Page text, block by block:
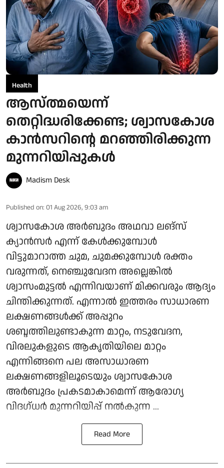
Health
ആസ്ത്മയെന്ന്
തെറ്റിദ്ധരിക്കേണ്ട; ശ്വാസകോശ
കാൻസറിന്റെ മറഞ്ഞിരിക്കുന്ന
മുന്നറിയിപ്പുകൾ
Madism Desk
Published on: 01 Aug 2026, 9:03 am
ശ്വാസകോശ അർബുദം അഥവാ ലങ്സ്
ക്യാൻസർ എന്ന് കേൾക്കുമ്പോൾ
വിട്ടുമാറാത്ത ചുമ, ചുമക്കുമ്പോൾ രക്തം
വരുന്നത്, നെഞ്ചുവേദന അല്ലെങ്കിൽ
ശ്വാസംമുട്ടൽ എന്നിവയാണ് മിക്കവരും ആദ്യം
ചിന്തിക്കുന്നത്. എന്നാൽ ഇത്തരം സാധാരണ
ലക്ഷണങ്ങൾക്ക് അപ്പുറം
ശബ്ദത്തിലുണ്ടാകുന്ന മാറ്റം, നടുവേദന,
വിരലുകളുടെ ആകൃതിയിലെ മാറ്റം
എന്നിങ്ങനെ പല അസാധാരണ
ലക്ഷണങ്ങളിലൂടെയും ശ്വാസകോശ
അർബുദം പ്രകടമാകാമെന്ന് ആരോഗ്യ
വിദഗ്ധർ മുന്നറിയിപ്പ് നൽകുന്ന ...
Read More